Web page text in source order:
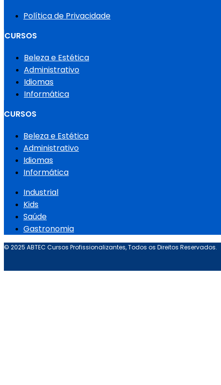
Política de Privacidade
CURSOS
Beleza e Estética
Administrativo
Idiomas
Informática
CURSOS
Beleza e Estética
Administrativo
Idiomas
Informática
Industrial
Kids
Saúde
Gastronomia
© 2025 ABTEC Cursos Profissionalizantes, Todos os Direitos Reservados.